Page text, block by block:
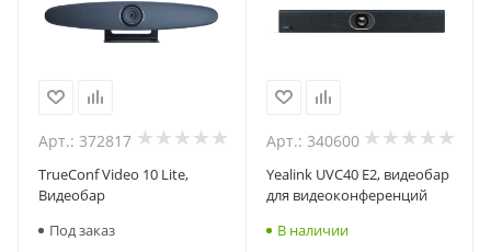
Арт.: 372817
TrueConf Video 10 Lite,
Видеобар
Под заказ
Арт.: 340600
Yealink UVC40 E2, видеобар
для видеоконференций
В наличии